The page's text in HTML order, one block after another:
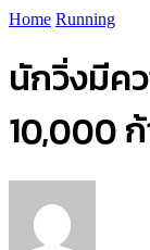
Home Running
นักวิ่งมีค
10,000